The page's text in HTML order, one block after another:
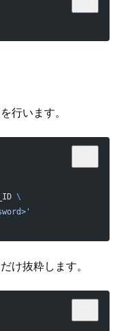
行います。
\
け抜粋します。